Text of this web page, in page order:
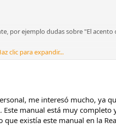
por ejemplo dudas sobre "El
utilidad este excelente libro, puede
clic para expandir...
me interesó mucho, ya
manual está muy
existía este manual en la